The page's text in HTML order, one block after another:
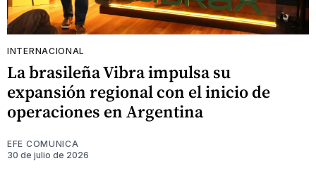
INTERNACIONAL
La brasileña Vibra impulsa su
expansión regional con el inicio de
operaciones en Argentina
EFE COMUNICA
30 de julio de 2026